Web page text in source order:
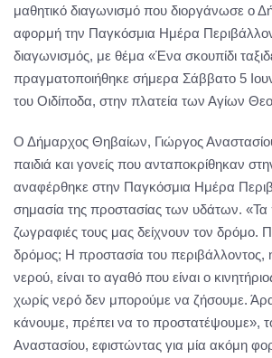
μαθητικό διαγωνισμό που διοργάνωσε ο
αφορμή την Παγκόσμια Ημέρα
διαγωνισμός, με θέμα «Ένα σκουπίδι
πραγματοποιήθηκε σήμερα Σάββατο 5
του Οιδίποδα, στην πλατεία των Αγίων
Ο Δήμαρχος Θηβαίων, Γιώργος
παιδιά και γονείς που ανταποκρίθηκαν
αναφέρθηκε στην Παγκόσμια Ημέρα
σημασία της προστασίας των υδάτων. «Τα
ζωγραφιές τους μας δείχνουν τον δρόμο.
δρόμος; Η προστασία του περιβάλλοντος,
νερού, είναι το αγαθό που είναι ο
χωρίς νερό δεν μπορούμε να ζήσουμε.
κάνουμε, πρέπει να το προστατέψουμε»,
Αναστασίου, εφιστώντας για μία ακόμη